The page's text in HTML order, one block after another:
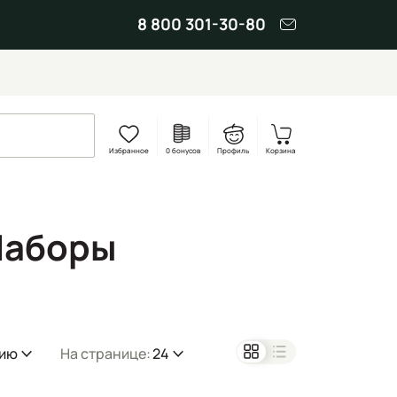
8 800 301-30-80
Избранное 0 бонусов Профиль Корзина
На странице:24